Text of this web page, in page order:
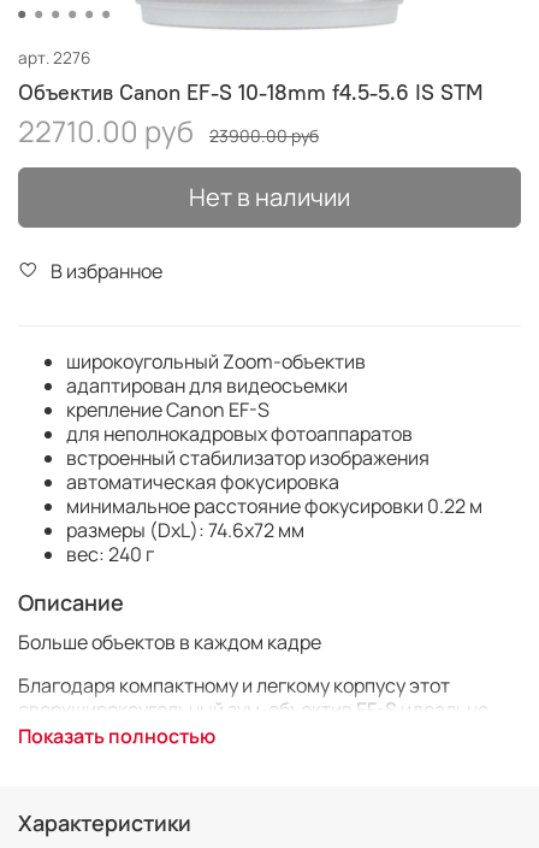
арт.2276
Объектив Canon EF-S 10-18mm f4.5-5.6 IS STM
22710.00 руб 23900.00 руб
Нет в наличии
В избранное
широкоугольный Zoom-объектив
адаптирован для видеосъемки
крепление Canon EF-S
для неполнокадровых фотоаппаратов
встроенный стабилизатор изображения
автоматическая фокусировка
минимальное расстояние фокусировки 0.22 м
размеры (DхL): 74.6x72 мм
вес: 240 г
Описание
Больше объектов в каждом кадре
Благодаря компактному и легкому корпусу этот
сверхширокоугольный зум-объектив EF-S идеально
подходит для путешествий. Он позволяет умещать
Показать полностью
Характеристики